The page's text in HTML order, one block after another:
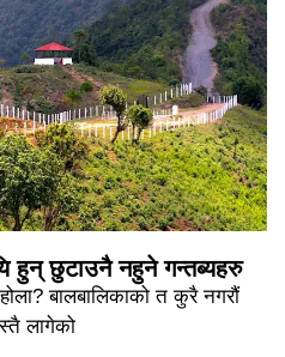
हुन् छुटाउनै नहुने गन्तब्यहरु
बालबालिकाको त कुरै नगरौं
लागेको